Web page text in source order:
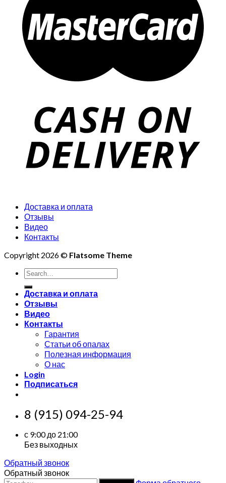
Доставка и оплата
Отзывы
Видео
Контакты
Copyright 2026 © Flatsome Theme
Search
for:
Доставка и оплата
Отзывы
Видео
Контакты
Гарантия
Статьи об опалах
Полезная информация
О нас
Login
Подписаться
8 (915) 094-25-94
с 9:00 до 21:00
Без выходных
Обратный звонок
Обратный звонок